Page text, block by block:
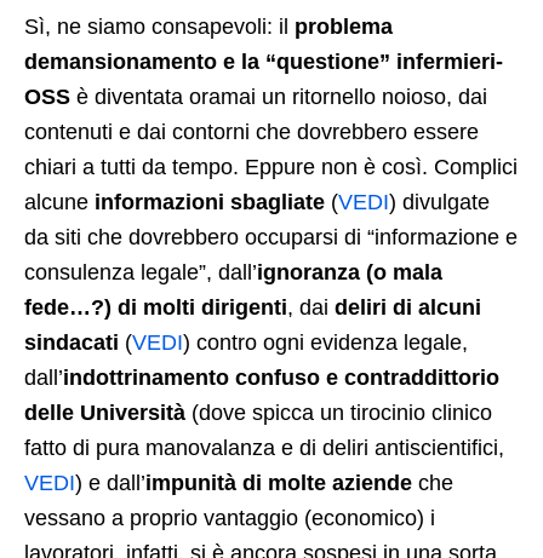
Sì, ne siamo consapevoli: il problema
demansionamento e la “questione” infermieri-
OSS è diventata oramai un ritornello noioso, dai
contenuti e dai contorni che dovrebbero essere
chiari a tutti da tempo. Eppure non è così. Complici
alcune informazioni sbagliate (VEDI) divulgate
da siti che dovrebbero occuparsi di “informazione e
consulenza legale”, dall’ignoranza (o mala
fede…?) di molti dirigenti, dai deliri di alcuni
sindacati (VEDI) contro ogni evidenza legale,
dall’indottrinamento confuso e contraddittorio
delle Università (dove spicca un tirocinio clinico
fatto di pura manovalanza e di deliri antiscientifici,
VEDI) e dall’impunità di molte aziende che
vessano a proprio vantaggio (economico) i
lavoratori, infatti, si è ancora sospesi in una sorta